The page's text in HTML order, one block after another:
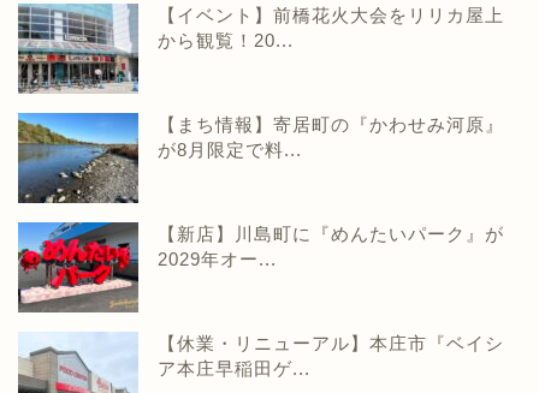
【イベント】前橋花火大会をリリカ屋上
から観覧！20...
【まち情報】寄居町の『かわせみ河原』
が8月限定で料...
【新店】川島町に『めんたいパーク』が
2029年オー...
【休業・リニューアル】本庄市『ベイシ
ア本庄早稲田ゲ...